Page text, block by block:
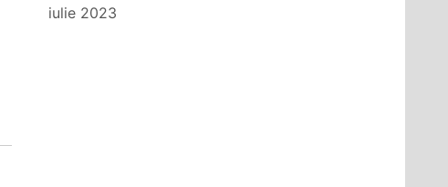
iulie 2023